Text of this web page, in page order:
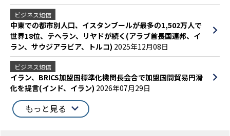
ビジネス短信
中東での都市別人口、イスタンブールが最多の1,502万人で
世界18位、テヘラン、リヤドが続く(アラブ首長国連邦、イ
ラン、サウジアラビア、トルコ) 2025年12月08日
ビジネス短信
イラン、BRICS加盟国標準化機関長会合で加盟国間貿易円滑
化を提言(インド、イラン) 2026年07月29日
もっと見る